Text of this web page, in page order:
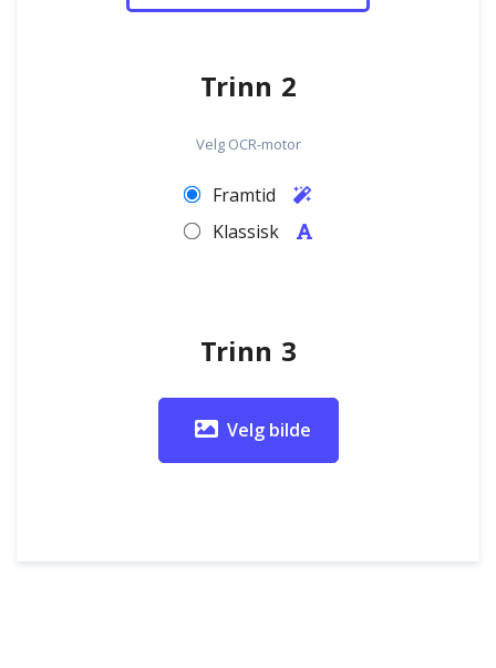
Trinn 2
Velg OCR-motor
Framtid
Klassisk
Trinn 3
Velg bilde